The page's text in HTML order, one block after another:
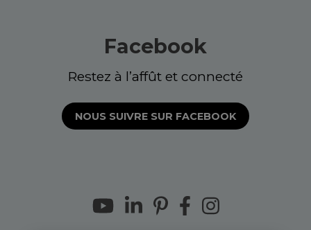
Facebook
Restez à l’affût et connecté
NOUS SUIVRE SUR FACEBOOK